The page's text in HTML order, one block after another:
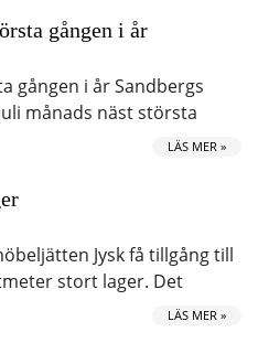
gången i år
gången i år Sandbergs
månads näst största
LÄS MER »
Jysk få tillgång till
stort lager. Det
LÄS MER »